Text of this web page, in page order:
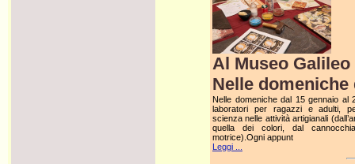
Al Museo
Nelle domeniche
Nelle domeniche dal 15 gennaio al
laboratori per ragazzi e adulti,
scienza nelle attività artigianali
quella dei colori, dal
motrice).Ogni appunt
Leggi ...